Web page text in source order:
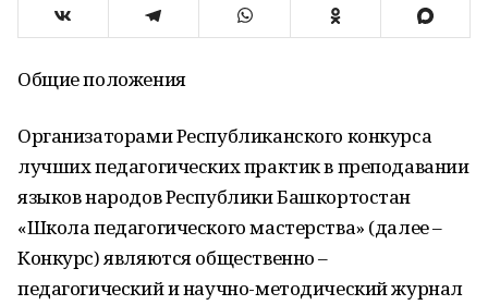
Общие положения
Организаторами Республиканского конкурса
лучших педагогических практик в преподавании
языков народов Республики Башкортостан
«Школа педагогического мастерства» (далее –
Конкурс) являются общественно –
педагогический и научно-методический журнал